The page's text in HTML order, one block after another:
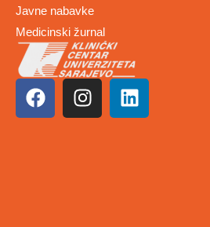
Javne nabavke
Medicinski žurnal